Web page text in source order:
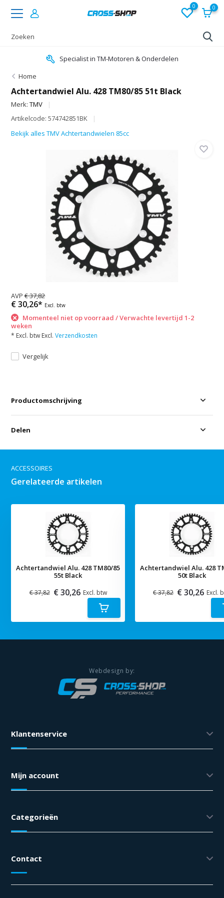
0 0
Specialist in TM-Motoren & Onderdelen
Home
Achtertandwiel Alu. 428 TM80/85 51t Black
Merk:TMV
Artikelcode: 574742851BK
Bekijk alles TMV Achtertandwielen 85cc
AVP€ 37,82
€ 30,26* Excl. btw
Momenteel niet op voorraad / Verwachte levertijd 1-2
weken
* Excl. btw Excl.Verzendkosten
Vergelijk
Productomschrijving
Delen
ACCESSOIRES
Gerelateerde artikelen
Achtertandwiel Alu. 428 TM80/85
55t Black
€ 37,82 € 30,26 Excl. btw
Achtertandwiel Alu. 428
50t Black
€ 37,82 € 30,26 Excl.
Klantenservice
Mijn account
Categorieën
Contact